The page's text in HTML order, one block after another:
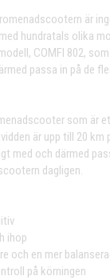
är
hundratals olika
COMFI 802,
passa in på de
som är
är upp till 20 km
med och därmed
dagligen.
ihop
och en mer
på körningen